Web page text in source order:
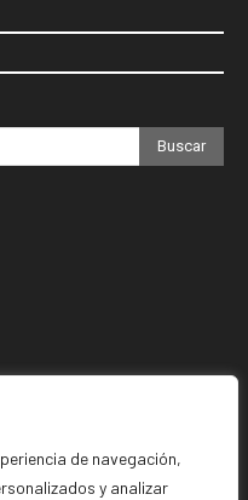
de navegación,
y analizar
Buscar